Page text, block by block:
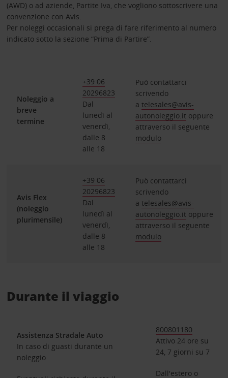
(AWD) o ad aziende, Partite Iva, che vogliono sottoscrivere una
convenzione con Avis.
Per noleggi occasionali si prega di fare riferimento al numero
indicato sotto la sezione “Prima di Partire”.
Noleggio a
breve
termine
+39 06
20296823
Dal
lunedì al
venerdì,
dalle 8
alle 18
Può contattarci
scrivendo
a telesales@avis-
autonoleggio.itoppure
attraverso il seguente
modulo
Avis Flex
(noleggio
plurimensile)
+39 06
20296823
Dal
lunedì al
venerdì,
dalle 8
alle 18
Può contattarci
scrivendo
a telesales@avis-
autonoleggio.itoppure
attraverso il seguente
modulo
Durante il viaggio
Assistenza Stradale Auto
In caso di guasti durante un
noleggio
800801180
Attivo 24 ore su
24, 7 giorni su 7
Dall'estero o